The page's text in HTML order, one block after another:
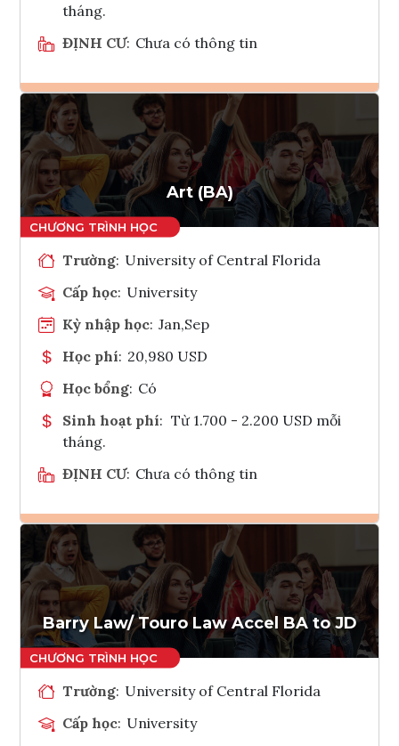
tháng.
ĐỊNH CƯ: Chưa có thông tin
Ghi danh
Tham vấn Interlink
Art (BA)
Trường: University of Central Florida
Cấp học: University
Kỳ nhập học: Jan,Sep
Học phí: 20,980 USD
Học bổng: Có
Sinh hoạt phí: Từ 1.700 - 2.200 USD mỗi
tháng.
ĐỊNH CƯ: Chưa có thông tin
Ghi danh
Tham vấn Interlink
Barry Law/ Touro Law Accel BA to JD
Trường: University of Central Florida
Cấp học: University